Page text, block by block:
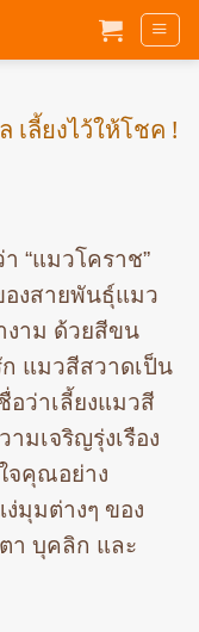
เลี้ยงไว้ให้โชค !
“แมวโคราช”
องสายพันธุ์แมว
งาม ด้วยสีขน
แมวสีสวาดเป็น
ว่าเลี้ยงแมวสี
มเจริญรุ่งเรือง
จคุณอย่าง
มุมต่างๆ ของ
า บุคลิก และ